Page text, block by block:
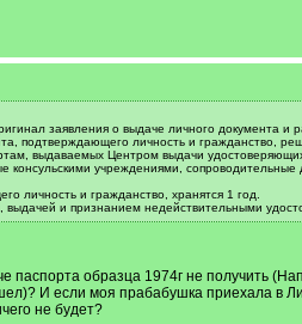
заявления о выдаче личного документа и
подтверждающего личность и гражданство,
выдаваемых Центром выдачи
учреждениями,
личность и гражданство, хранятся 1 год.
и признанием недействительными
паспорта образца 1974г не получить
И если моя прабабушка приехала в
не будет?